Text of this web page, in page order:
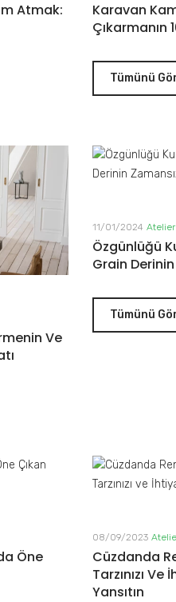
Atmak:
Karavan
Çıkarmanın
Tümünü
Ve
11/01/2024
Özgünlüğü
Grain
Tümünü
Öne
08/09/2023
Cüzdanda
Tarzınızı Ve
Yansıtın